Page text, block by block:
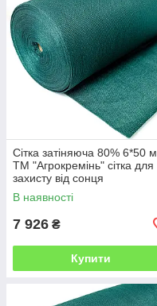
Сітка затіняюча 80% 6*50 м
ТМ "Агрокремінь" сітка для
захисту від сонця
В наявності
7 926 ₴
Купити